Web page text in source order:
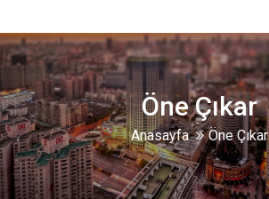
Öne Çıkar
Anasayfa Öne Çıkar